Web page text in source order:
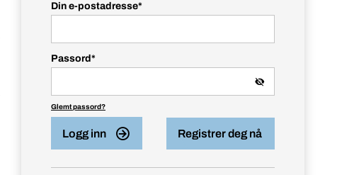
Din e-postadresse*
Passord *
Glemt passord?
Logg inn Registrer deg nå